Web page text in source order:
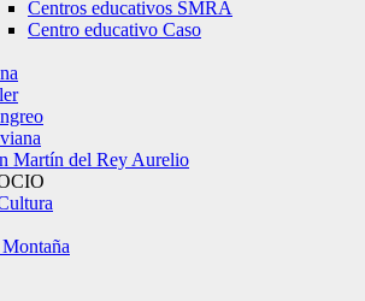
Centros educativos SMRA
Centro educativo Caso
Martín del Rey Aurelio